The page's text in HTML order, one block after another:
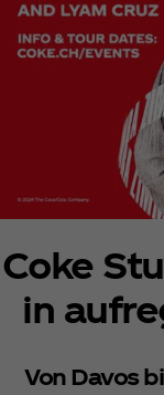
Coke
in
Von Davos